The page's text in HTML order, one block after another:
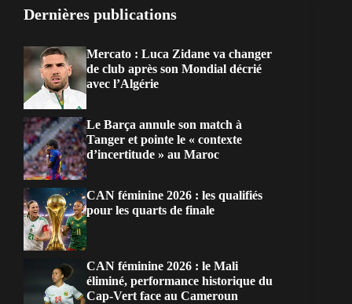
Dernières publications
Mercato : Luca Zidane va changer
de club après son Mondial décrié
avec l’Algérie
Le Barça annule son match à
Tanger et pointe le « contexte
d’incertitude » au Maroc
CAN féminine 2026 : les qualifiés
pour les quarts de finale
CAN féminine 2026 : le Mali
éliminé, performance historique du
Cap-Vert face au Cameroun